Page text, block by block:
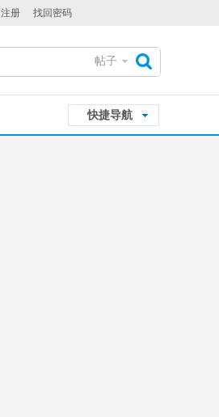
注册 找回密码
帖子
快捷导航